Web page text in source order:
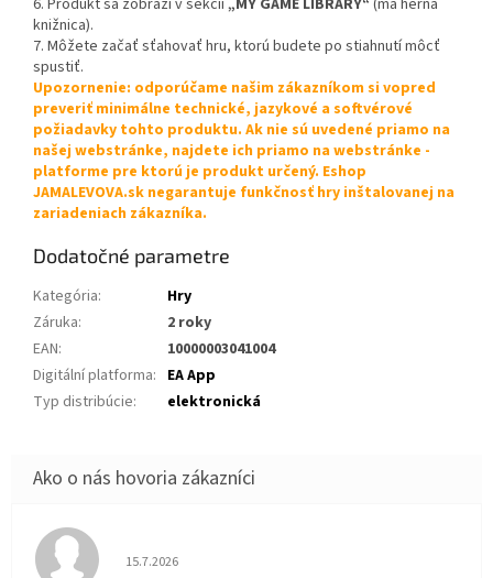
6. Produkt sa zobrazí v sekcii „MY GAME LIBRARY“ (má herná
knižnica).
7. Môžete začať sťahovať hru, ktorú budete po stiahnutí môcť
spustiť.
Upozornenie: odporúčame našim zákazníkom si vopred
preveriť minimálne technické, jazykové a softvérové
požiadavky tohto produktu. Ak nie sú uvedené priamo na
našej webstránke, najdete ich priamo na webstránke -
platforme pre ktorú je produkt určený. Eshop
JAMALEVOVA.sk negarantuje funkčnosť hry inštalovanej na
zariadeniach zákazníka.
Dodatočné parametre
Kategória:
Hry
Záruka:
2 roky
EAN:
10000003041004
Digitální platforma: EA App
Typ distribúcie: elektronická
Hodnotenie obchodu je 5 z 5 hviezdičiek.
15.7.2026